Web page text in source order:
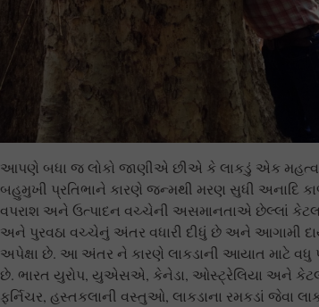
આપણે બધા જ લોકો જાણીએ છીએ કે લાકડું એક
બહુમુખી પ્રતિભાને કારણે જન્મથી મરણ સુધી અનાદિ
વપરાશ અને ઉત્પાદન વચ્ચેની અસમાનતાએ છેલ્લાં
અને પુરવઠા વચ્ચેનું અંતર વધારી દીધું છે અને આગામી
અપેક્ષા છે. આ અંતર ને કારણે લાકડાની આયાત માટે વધુ
છે. ભારત યુરોપ, યુએસએ, કેનેડા, ઓસ્ટ્રેલિયા અને
ફર્નિચર, હસ્તકલાની વસ્તુઓ, લાકડાના રમકડાં જેવા